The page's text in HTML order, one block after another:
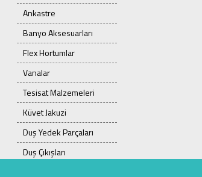
Ankastre
Banyo Aksesuarları
Flex Hortumlar
Vanalar
Tesisat Malzemeleri
Küvet Jakuzi
Duş Yedek Parçaları
Duş Çıkışları